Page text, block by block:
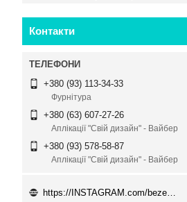
Контакти
+380 (93) 113-34-33
Фурнітура
+380 (63) 607-27-26
Аплікації "Свій дизайн" - Вайбер
+380 (93) 578-58-87
Аплікації "Свій дизайн" - Вайбер